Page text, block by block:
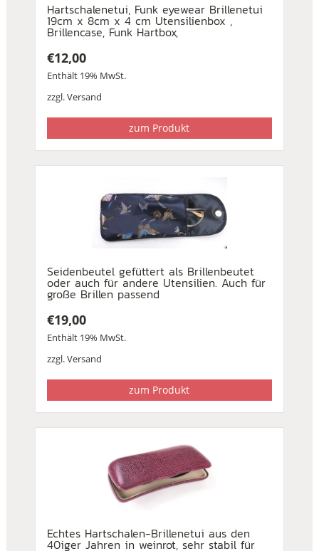
Hartschalenetui, Funk eyewear Brillenetui
19cm x 8cm x 4 cm Utensilienbox ,
Brillencase, Funk Hartbox,
€12,00
Enthält 19% MwSt.
zzgl.Versand
zum Produkt
Seidenbeutel gefüttert als Brillenbeutet
oder auch für andere Utensilien. Auch für
große Brillen passend
€19,00
Enthält 19% MwSt.
zzgl.Versand
zum Produkt
Echtes Hartschalen-Brillenetui aus den
40iger Jahren in weinrot, sehr stabil für